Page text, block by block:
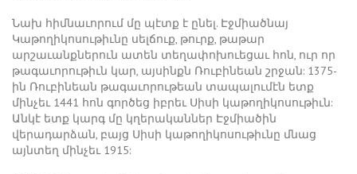
Նախ հիմնաւորում մը պէտք է ընել. Էջմիածնայ
Կաթողիկոսութիւնը սելճուք, թուրք, թաթար
արշաւանքներուն ատեն տեղափոխուեցաւ հոն, ուր որ
թագաւորութիւն կար, այսինքն Ռուբինեան շրջան: 1375-
ին Ռուբինեան թագաւորութեան տապալումէն ետք
մինչեւ 1441 հոն գործեց իբրեւ Սիսի կաթողիկոսութիւն:
Անկէ ետք կարգ մը կղերականներ Էջմիածին
վերադարձան, բայց Սիսի կաթողիկոսութիւնը մնաց
այնտեղ մինչեւ 1915: